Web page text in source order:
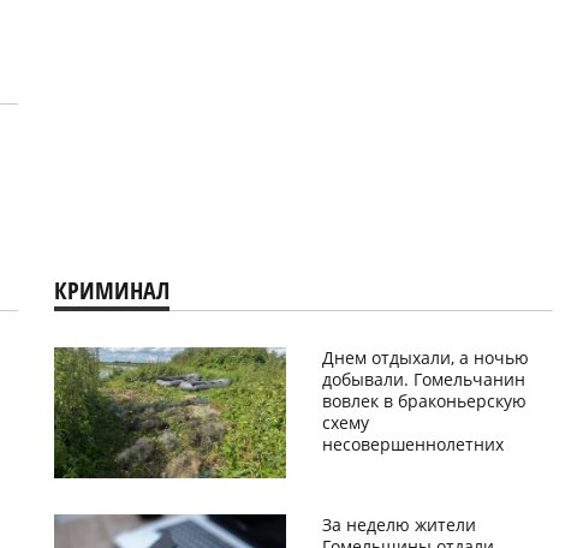
КРИМИНАЛ
Днем отдыхали, а ночью
добывали. Гомельчанин
вовлек в браконьерскую
схему
несовершеннолетних
За неделю жители